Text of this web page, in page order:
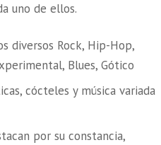
uno de ellos.
diversos Rock, Hip-Hop,
Blues, Gótico
cócteles y música variada
por su constancia,